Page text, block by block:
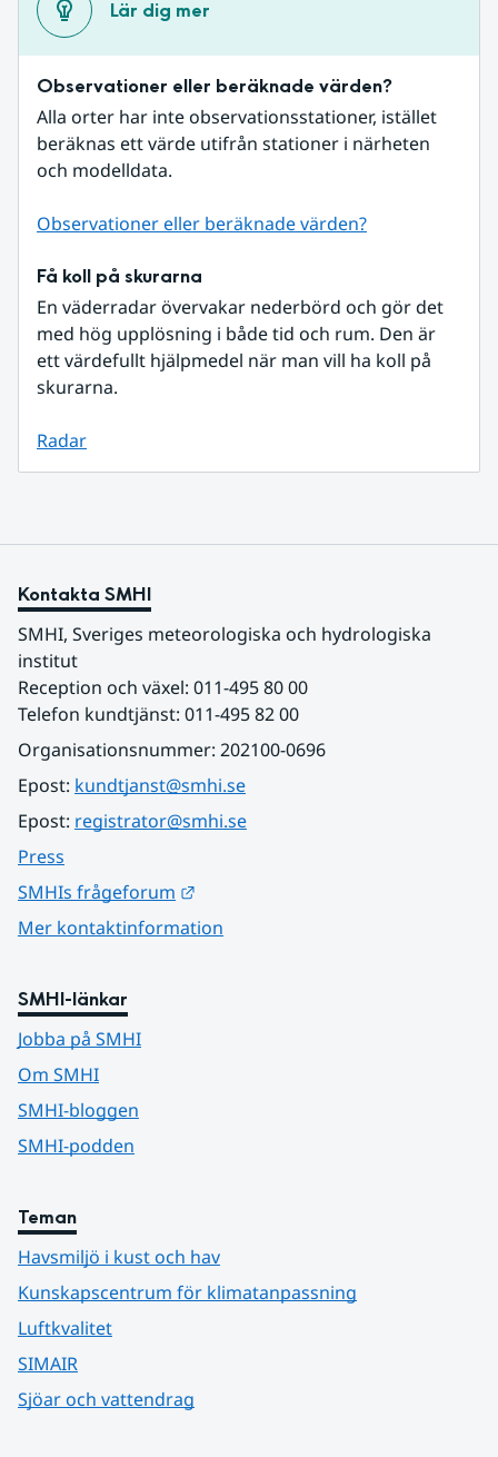
Lär dig mer
Observationer eller beräknade värden?
Alla orter har inte observationsstationer, istället
beräknas ett värde utifrån stationer i närheten
och modelldata.
Observationer eller beräknade värden?
Få koll på skurarna
En väderradar övervakar nederbörd och gör det
med hög upplösning i både tid och rum. Den är
ett värdefullt hjälpmedel när man vill ha koll på
skurarna.
Radar
Kontakta SMHI
SMHI, Sveriges meteorologiska och hydrologiska
institut
Reception och växel: 011-495 80 00
Telefon kundtjänst: 011-495 82 00
Organisationsnummer: 202100-0696
Epost: kundtjanst@smhi.se
Epost: registrator@smhi.se
Press
SMHIs frågeforum
Mer kontaktinformation
SMHI-länkar
Jobba på SMHI
Om SMHI
SMHI-bloggen
SMHI-podden
Teman
Havsmiljö i kust och hav
Kunskapscentrum för klimatanpassning
Luftkvalitet
SIMAIR
Sjöar och vattendrag